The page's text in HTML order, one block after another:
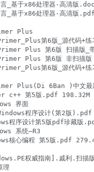
言_基于x86处理器-高清版
言_基于x86处理器-高清版
Plus
第6版_源代码+练
Plus 第6版 扫描版_
Plus 第6版 非扫描
第6版_源代码+
Plus(Di 6Ban )中文最
c++ 第5版.pdf 198.32M
界面
程序设计(第2版
程序设计第5版pdf珍藏版
系统–R3
核心编程 第5版.pdf
权威指南].戚利.扫
理